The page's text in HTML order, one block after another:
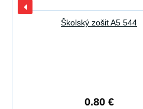
Školský zošit A5 544
0.80 €